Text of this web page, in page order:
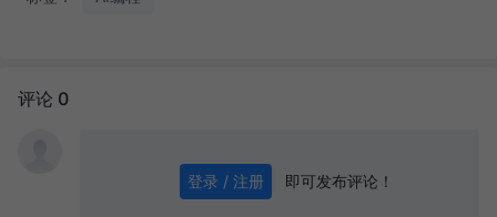
评论 0
登录 / 注册 即可发布评论！